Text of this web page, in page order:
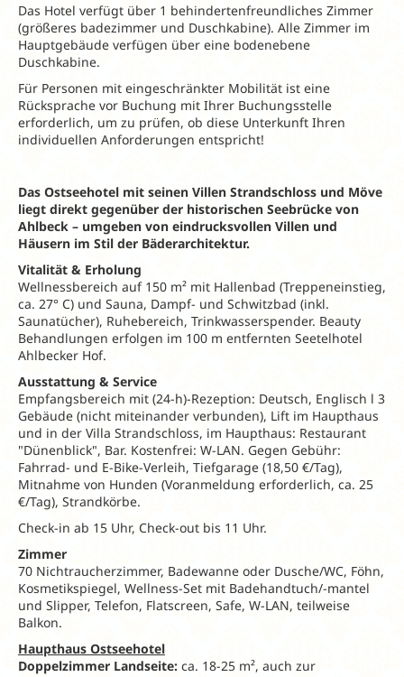
Das Hotel verfügt über 1 behindertenfreundliches Zimmer
(größeres badezimmer und Duschkabine). Alle Zimmer im
Hauptgebäude verfügen über eine bodenebene
Duschkabine.
Für Personen mit eingeschränkter Mobilität ist eine
Rücksprache vor Buchung mit Ihrer Buchungsstelle
erforderlich, um zu prüfen, ob diese Unterkunft Ihren
individuellen Anforderungen entspricht!
Das Ostseehotel mit seinen Villen Strandschloss und Möve
liegt direkt gegenüber der historischen Seebrücke von
Ahlbeck – umgeben von eindrucksvollen Villen und
Häusern im Stil der Bäderarchitektur.
Vitalität & Erholung
Wellnessbereich auf 150 m² mit Hallenbad (Treppeneinstieg,
ca. 27° C) und Sauna, Dampf- und Schwitzbad (inkl.
Saunatücher), Ruhebereich, Trinkwasserspender. Beauty
Behandlungen erfolgen im 100 m entfernten Seetelhotel
Ahlbecker Hof.
Ausstattung & Service
Empfangsbereich mit (24-h)-Rezeption: Deutsch, Englisch l 3
Gebäude (nicht miteinander verbunden), Lift im Haupthaus
und in der Villa Strandschloss, im Haupthaus: Restaurant
"Dünenblick", Bar. Kostenfrei: W-LAN. Gegen Gebühr:
Fahrrad- und E-Bike-Verleih, Tiefgarage (18,50 €/Tag),
Mitnahme von Hunden (Voranmeldung erforderlich, ca. 25
€/Tag), Strandkörbe.
Check-in ab 15 Uhr, Check-out bis 11 Uhr.
Zimmer
70 Nichtraucherzimmer, Badewanne oder Dusche/WC, Föhn,
Kosmetikspiegel, Wellness-Set mit Badehandtuch/-mantel
und Slipper, Telefon, Flatscreen, Safe, W-LAN, teilweise
Balkon.
Haupthaus Ostseehotel
Doppelzimmer Landseite: ca. 18-25 m², auch zur